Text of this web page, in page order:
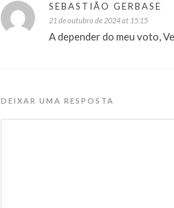
SEBASTIÃO GERBASE
21 de outubro de 2024 at 15:15
A depender do meu voto,
DEIXAR UMA RESPOSTA